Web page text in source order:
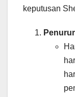
keputusan